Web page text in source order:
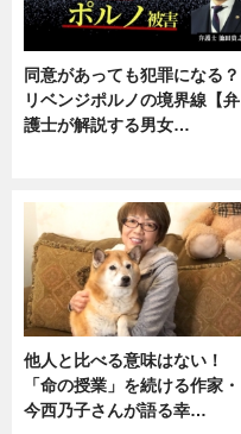
同意があっても犯罪になる？
リベンジポルノの境界線【弁
護士が解説する男女…
他人と比べる意味はない！
「命の授業」を続ける作家・
今西乃子さんが語る幸…